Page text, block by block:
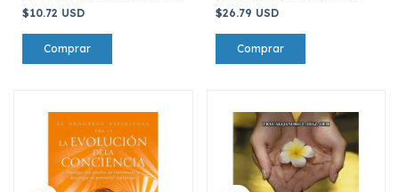
$10.72 USD $26.79 USD